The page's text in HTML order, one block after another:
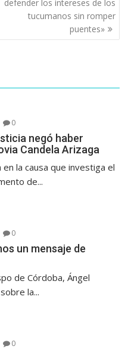
defender los intereses de los
tucumanos sin romper
puentes»
0
negó haber
Candela Arizaga
la causa que investiga el
de...
0
un mensaje de
de Córdoba, Ángel
la...
0